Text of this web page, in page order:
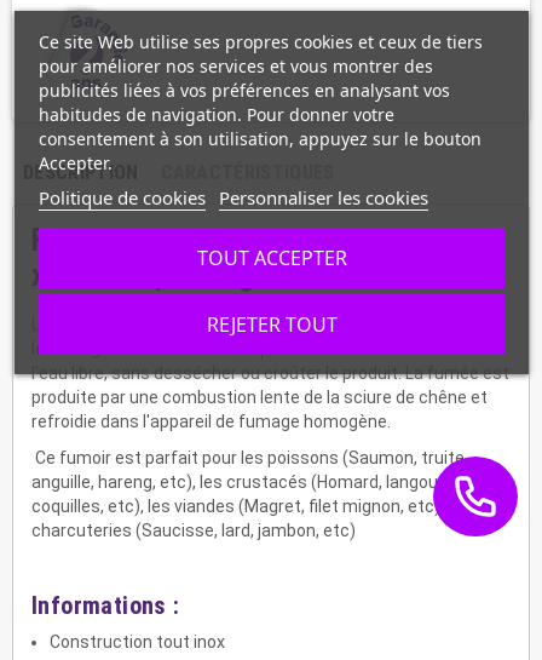
DESCRIPTION
x 600 mm, 1 étage
Un bon fumage comporte 3 étages : le salage, le séchage et
l'eau libre, sans dessécher ou croûter le produit. La fumée est
produite par une combustion lente de la sciure de chêne et
refroidie dans l'appareil de fumage homogène.
Ce fumoir est parfait pour les poissons (Saumon, truite,
anguille, hareng, etc), les crustacés (Homard, langouste,
coquilles, etc), les viandes (Magret, filet mignon, etc) et les
charcuteries (Saucisse, lard, jambon, etc)
Informations :
Construction tout inox
Ce site Web utilise ses propres cookies et ceux de tiers
pour améliorer nos services et vous montrer des
publicités liées à vos préférences en analysant vos
habitudes de navigation. Pour donner votre
consentement à son utilisation, appuyez sur le bouton
Accepter.
Politique de cookies Personnaliser les cookies
REJETER TOUT
TOUT ACCEPTER